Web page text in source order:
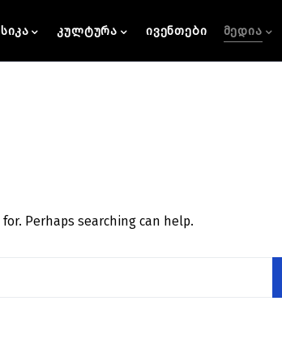
კულტურა ივენთები მედია
Perhaps searching can help.